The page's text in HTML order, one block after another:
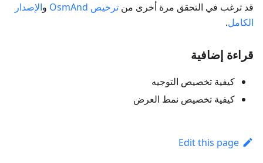
قد ترغب في التحقق مرة أخرى من ترخيص OsmAnd والإصدار
الكامل.
قراءة إضافية
كيفية تخصيص التوجيه
كيفية تخصيص نمط العرض
Edit this page